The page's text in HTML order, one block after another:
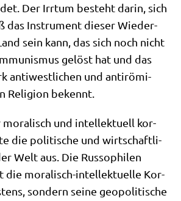
Der Irr­tum besteht dar­in, sich
das Instru­ment die­ser Wie­der­
sein kann, das sich noch nicht
gelöst hat und das
anti­west­li­chen und anti­rö­mi­
Reli­gi­on bekennt.
mora­lisch und intel­lek­tu­ell kor­
die poli­ti­sche und wirt­schaft­li­
Welt aus. Die Rus­so­phi­len
die mora­lisch-intel­lek­tu­el­le Kor­
son­dern sei­ne geo­po­li­ti­sche